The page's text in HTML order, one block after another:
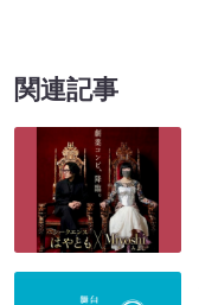
関連記事